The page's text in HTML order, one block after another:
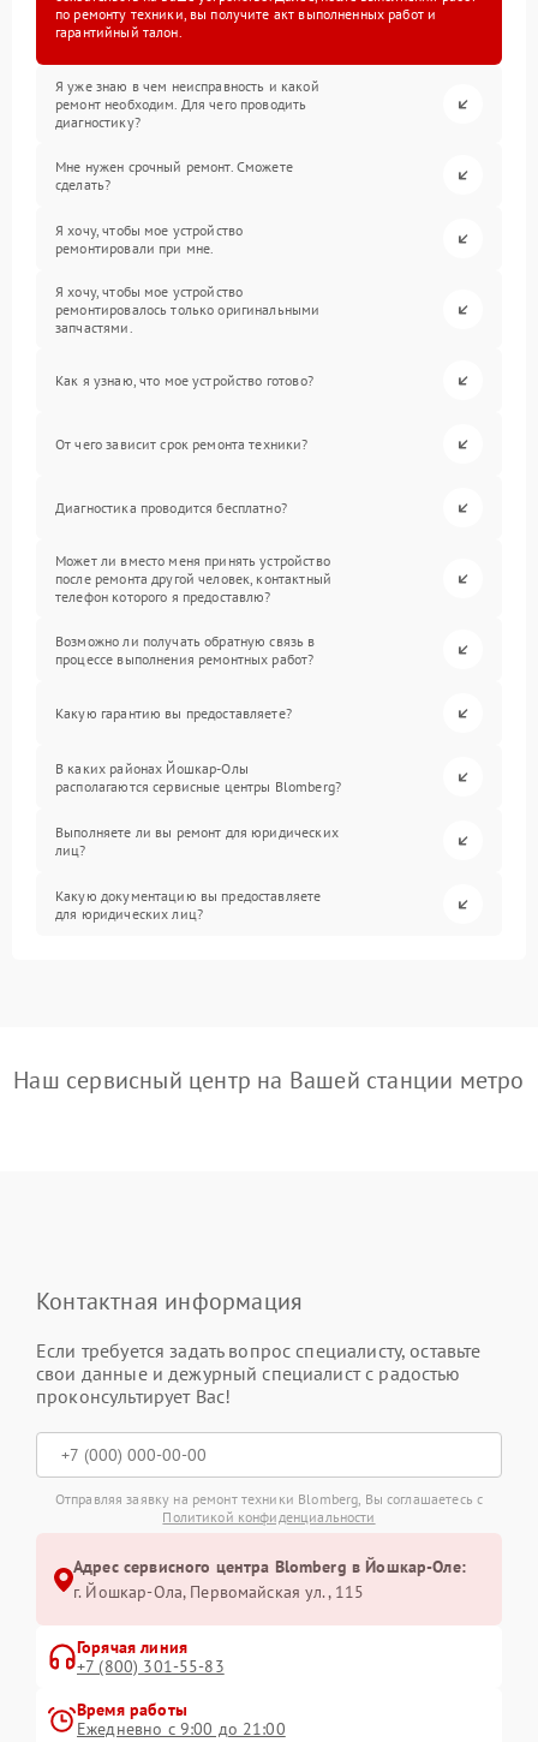
по ремонту техники, вы получите акт выполненных работ и
гарантийный талон.
Я уже знаю в чем неисправность и какой
ремонт необходим. Для чего проводить
диагностику?
Мне нужен срочный ремонт. Сможете
сделать?
Я хочу, чтобы мое устройство
ремонтировали при мне.
Я хочу, чтобы мое устройство
ремонтировалось только оригинальными
запчастями.
Как я узнаю, что мое устройство готово?
От чего зависит срок ремонта техники?
Диагностика проводится бесплатно?
Может ли вместо меня принять устройство
после ремонта другой человек, контактный
телефон которого я предоставлю?
Возможно ли получать обратную связь в
процессе выполнения ремонтных работ?
Какую гарантию вы предоставляете?
В каких районах Йошкар-Олы
располагаются сервисные центры Blomberg?
Выполняете ли вы ремонт для юридических
лиц?
Какую документацию вы предоставляете
для юридических лиц?
Наш сервисный центр на Вашей станции метро
Контактная информация
Если требуется задать вопрос специалисту, оставьте
свои данные и дежурный специалист с радостью
проконсультирует Вас!
Отправляя заявку на ремонт техники Blomberg, Вы соглашаетесь с
Политикой конфиденциальности
Адрес сервисного центра Blomberg в Йошкар-Оле:
г. Йошкар-Ола, Первомайская ул., 115
Горячая линия
+7 (800) 301-55-83
Время работы
Ежедневно с 9:00 до 21:00